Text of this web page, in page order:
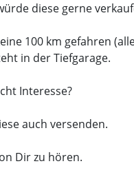
diese gerne
100 km gefahren
in der Tiefgarage.
Interesse?
auch versenden.
Dir zu hören.